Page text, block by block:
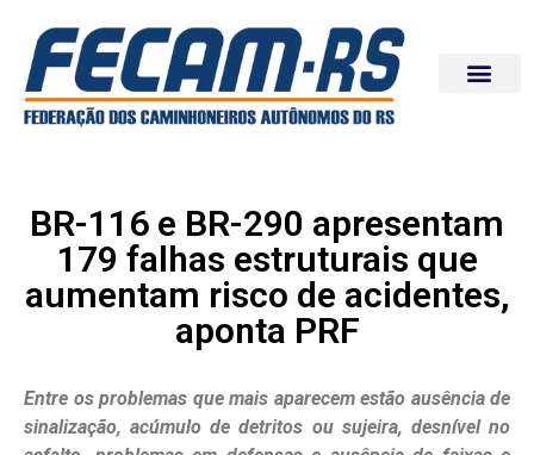
BR-116 e BR-290 apresentam
179 falhas estruturais que
aumentam risco de acidentes,
aponta PRF
Entre os problemas que mais aparecem estão ausência de
sinalização, acúmulo de detritos ou sujeira, desnível no